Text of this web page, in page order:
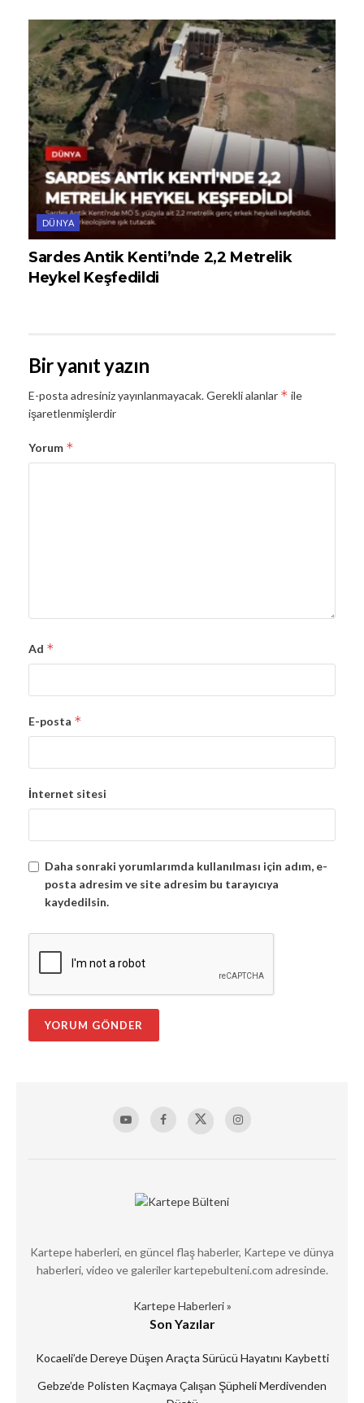
DÜNYA
Sardes Antik Kenti’nde 2,2 Metrelik
Heykel Keşfedildi
Bir yanıt yazın
E-posta adresiniz yayınlanmayacak.Gerekli alanlar * ile
işaretlenmişlerdir
Yorum *
Ad *
E-posta *
İnternet sitesi
Daha sonraki yorumlarımda kullanılması için adım, e-
posta adresim ve site adresim bu tarayıcıya
kaydedilsin.
Kartepe haberleri, en güncel flaş haberler, Kartepe ve dünya
haberleri, video ve galeriler kartepebulteni.com adresinde.
Kartepe Haberleri »
Son Yazılar
Kocaeli’de Dereye Düşen Araçta Sürücü Hayatını Kaybetti
Gebze’de Polisten Kaçmaya Çalışan Şüpheli Merdivenden